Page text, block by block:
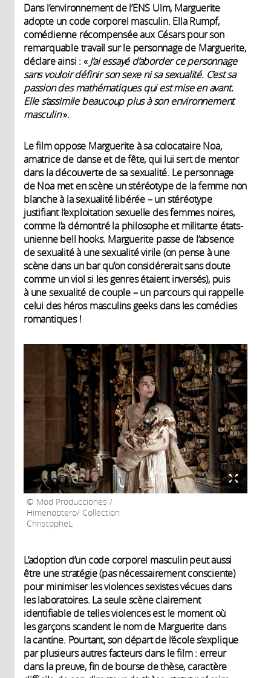
Dans l’environnement de l’ENS Ulm, Marguerite
adopte un code corporel masculin. Ella Rumpf,
comédienne récompensée aux Césars pour son
remarquable travail sur le personnage de Marguerite,
déclare ainsi : «J’ai essayé d’aborder ce personnage
sans vouloir définir son sexe ni sa sexualité. C’est sa
passion des mathématiques qui est mise en avant.
Elle s’assimile beaucoup plus à son environnement
masculin».
Le film oppose Marguerite à sa colocataire Noa,
amatrice de danse et de fête, qui lui sert de mentor
dans la découverte de sa sexualité. Le personnage
de Noa met en scène un stéréotype de la femme non
blanche à la sexualité libérée – un stéréotype
justifiant l’exploitation sexuelle des femmes noires,
comme l’a démontré la philosophe et militante états-
unienne bell hooks. Marguerite passe de l’absence
de sexualité à une sexualité virile (on pense à une
scène dans un bar qu’on considérerait sans doute
comme un viol si les genres étaient inversés), puis
à une sexualité de couple – un parcours qui rappelle
celui des héros masculins geeks dans les comédies
romantiques !
Mod Producciones /
Himenoptero/ Collection
ChristopheL
L’adoption d’un code corporel masculin peut aussi
être une stratégie (pas nécessairement consciente)
pour minimiser les violences sexistes vécues dans
les laboratoires. La seule scène clairement
identifiable de telles violences est le moment où
les garçons scandent le nom de Marguerite dans
la cantine. Pourtant, son départ de l’école s’explique
par plusieurs autres facteurs dans le film : erreur
dans la preuve, fin de bourse de thèse, caractère